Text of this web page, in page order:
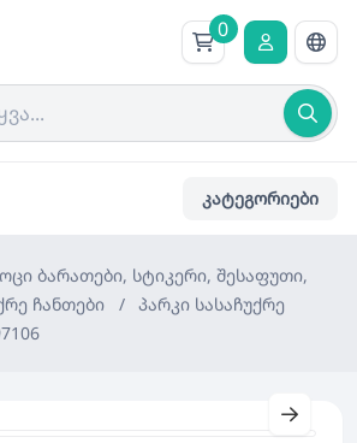
0
კატეგორიები
ბარათები, სტიკერი, შესაფუთი,
ჩანთები /
პარკი სასაჩუქრე